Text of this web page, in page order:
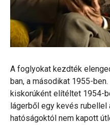
A foglyokat kezdték
ban, a másodikat 1955-
kiskorúként elítéltet 1954-
lágerből egy kevés rubellel
hatóságoktól nem kapott